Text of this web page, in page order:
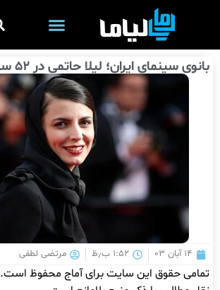
بانوی سینمای ایران؛ لیلا حاتمی در ۵۲ سالگی
۱۴ آبان ۰۳ ۱:۵۲ ب٫ظ مرتضی لطفی
تمامی حقوق این سایت برای آماج محفوظ است.